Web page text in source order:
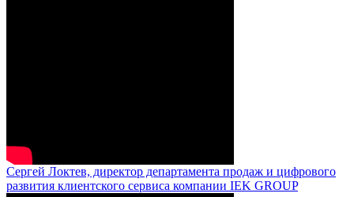
Сергей Локтев, директор департамента продаж и цифрового
развития клиентского сервиса компании IEK GROUP